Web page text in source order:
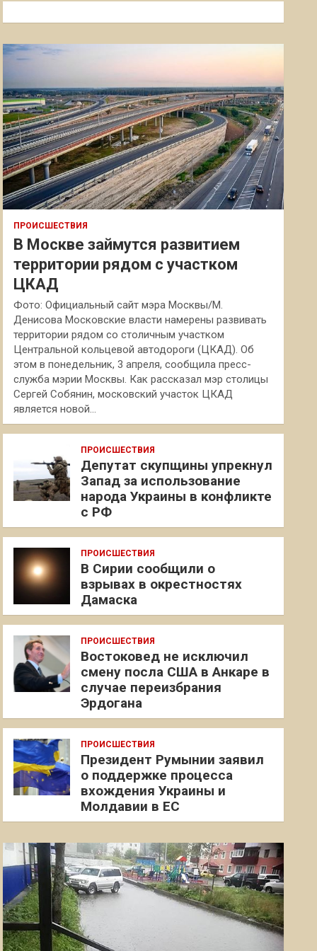
к
ПРОИСШЕСТВИЯ
В Москве займутся развитием
территории рядом с участком
ЦКАД
Фото: Официальный сайт мэра Москвы/М.
Денисова Московские власти намерены развивать
территории рядом со столичным участком
Центральной кольцевой автодороги (ЦКАД). Об
этом в понедельник, 3 апреля, сообщила пресс-
служба мэрии Москвы. Как рассказал мэр столицы
Сергей Собянин, московский участок ЦКАД
является новой…
ПРОИСШЕСТВИЯ
Депутат скупщины упрекнул
Запад за использование
народа Украины в конфликте
с РФ
ПРОИСШЕСТВИЯ
В Сирии сообщили о
взрывах в окрестностях
Дамаска
ПРОИСШЕСТВИЯ
Востоковед не исключил
смену посла США в Анкаре в
случае переизбрания
Эрдогана
ПРОИСШЕСТВИЯ
Президент Румынии заявил
о поддержке процесса
вхождения Украины и
Молдавии в ЕС